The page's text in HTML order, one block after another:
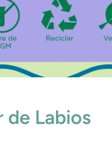
de Labios